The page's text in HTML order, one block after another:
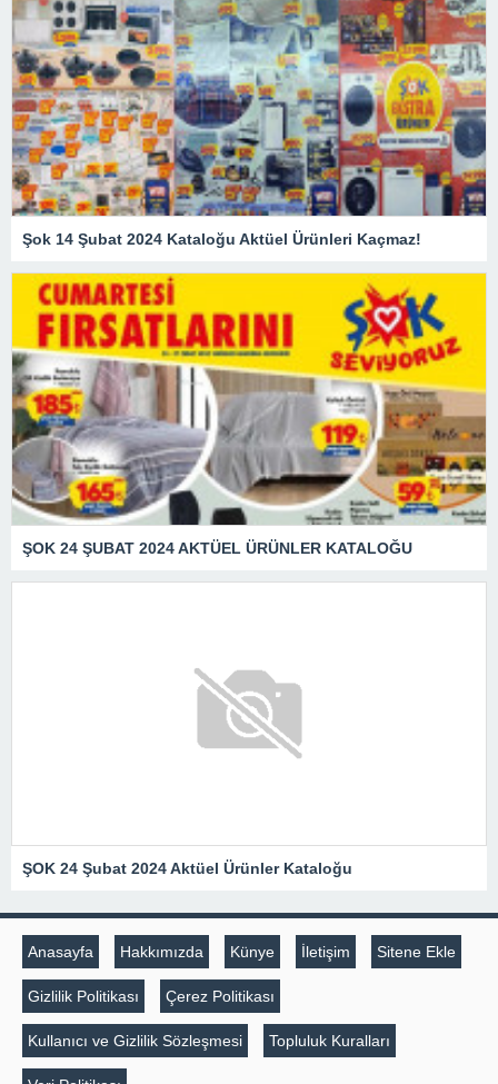
Şok 14 Şubat 2024 Kataloğu Aktüel Ürünleri Kaçmaz!
ŞOK 24 ŞUBAT 2024 AKTÜEL ÜRÜNLER KATALOĞU
ŞOK 24 Şubat 2024 Aktüel Ürünler Kataloğu
Anasayfa Hakkımızda Künye İletişim Sitene Ekle
Gizlilik Politikası Çerez Politikası
Kullanıcı ve Gizlilik Sözleşmesi Topluluk Kuralları